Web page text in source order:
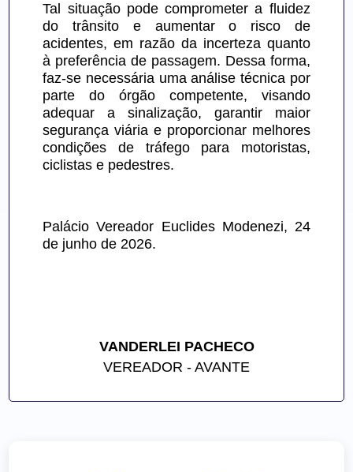
Tal situação pode comprometer a fluidez
do trânsito e aumentar o risco de
acidentes, em razão da incerteza quanto
à preferência de passagem. Dessa forma,
faz-se necessária uma análise técnica por
parte do órgão competente, visando
adequar a sinalização, garantir maior
segurança viária e proporcionar melhores
condições de tráfego para motoristas,
ciclistas e pedestres.
Palácio Vereador Euclides Modenezi, 24
de junho de 2026.
VANDERLEI PACHECO
VEREADOR - AVANTE